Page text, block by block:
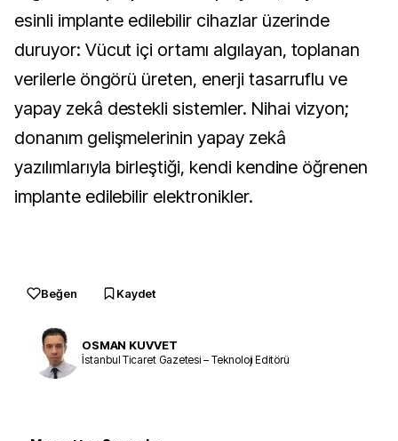
esinli implante edilebilir cihazlar üzerinde
duruyor: Vücut içi ortamı algılayan, toplanan
verilerle öngörü üreten, enerji tasarruflu ve
yapay zekâ destekli sistemler. Nihai vizyon;
donanım gelişmelerinin yapay zekâ
yazılımlarıyla birleştiği, kendi kendine öğrenen
implante edilebilir elektronikler.
Beğen Kaydet
OSMAN KUVVET
İstanbul Ticaret Gazetesi – Teknoloji Editörü